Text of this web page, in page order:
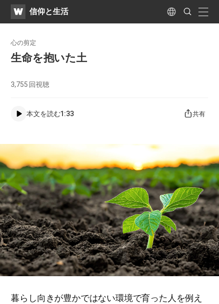
WATV​信仰と生活 Language
Search
Submit
心の剪定
生命を抱いた土
3,755 回視聴
本文を読む1:33 共有
暮らし向きが豊かではない環境で育った人を例え